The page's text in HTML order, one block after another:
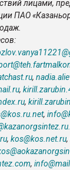
лицами,
ПАО
,
,
,
,
, kos@kos.net.ru,
,